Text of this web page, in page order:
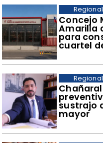
Concejo
Amarilla
para
cuartel
Regional
sustrajo
mayor
Regional